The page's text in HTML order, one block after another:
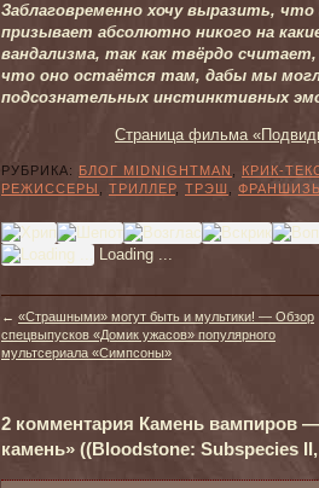
Заблаговременно хочу выразить,
призывает абсолютно никого на
вандализма, так как твёрдо
что оно остаётся там, дабы мы
подсознательных инстинктивных
Страница фильма
РУБРИКА: БЛОГ MIDNIGHTMAN КРИК-
РЕЖИССЕРЫ
ТРИЛЛЕР, ТРЭШ
Loading ...
← «Страшными» могут быть и мультики! — Обзор
спецвыпусков «Домик ужасов» популярного
мультсериала «Симпсоны»
2 комментария Камень
камень» ((Bloodstone: Subspecies II,